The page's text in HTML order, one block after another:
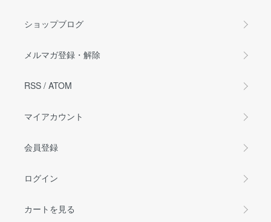
ショップブログ
メルマガ登録・解除
RSS / ATOM
マイアカウント
会員登録
ログイン
カートを見る